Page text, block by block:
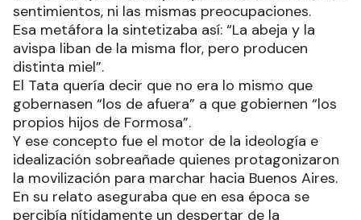
sentimientos, ni las mismas preocupaciones.
Esa metáfora la sintetizaba así: “La abeja y la
avispa liban de la misma flor, pero producen
distinta miel”.
El Tata quería decir que no era lo mismo que
gobernasen “los de afuera” a que gobiernen “los
propios hijos de Formosa”.
Y ese concepto fue el motor de la ideología e
idealización sobreañade quienes protagonizaron
la movilización para marchar hacia Buenos Aires.
En su relato aseguraba que en esa época se
percibía nítidamente un despertar de la